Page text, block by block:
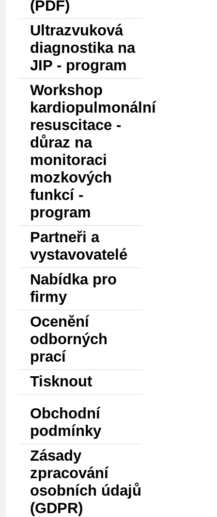
(PDF)
Ultrazvuková
diagnostika na
JIP - program
Workshop
kardiopulmonální
resuscitace -
důraz na
monitoraci
mozkových
funkcí -
program
Partneři a
vystavovatelé
Nabídka pro
firmy
Ocenění
odborných
prací
Tisknout
Obchodní
podmínky
Zásady
zpracování
osobních údajů
(GDPR)